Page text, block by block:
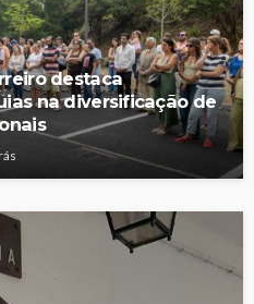
destaca
na diversificação de